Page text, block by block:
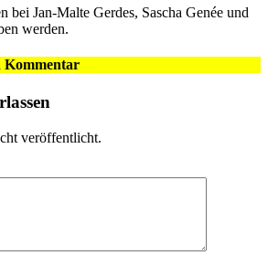
bei Jan-Malte Gerdes, Sascha Genée und
werden.
Kommentar
veröffentlicht.